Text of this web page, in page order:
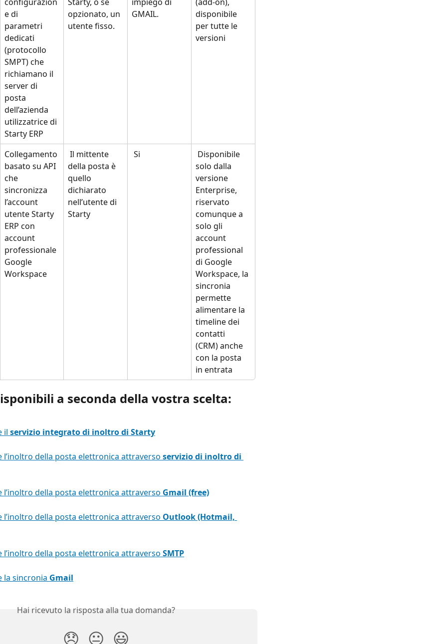
configurazion
e di
parametri
dedicati
(protocollo
SMPT) che
richiamano il
server di
posta
dell’azienda
utilizzatrice di
Starty ERP
Starty, o se
opzionato, un
utente fisso.
impiego di
GMAIL.
(add-on),
disponibile
per tutte le
versioni
Collegamento
basato su API
che
sincronizza
l’account
utente Starty
ERP con
account
professionale
Google
Workspace
della posta è
quello
dichiarato
nell’utente di
Starty
Si
solo dalla
versione
Enterprise,
riservato
comunque a
solo gli
account
professional
di Google
Workspace, la
sincronia
permette
alimentare la
timeline dei
contatti
(CRM) anche
con la posta
in entrata
a seconda della vostra scelta:
il servizio integrato di inoltro di Starty
l’inoltro della posta elettronica attraverso servizio di inoltro di
l’inoltro della posta elettronica attraverso Gmail (free)
l’inoltro della posta elettronica attraverso Outlook (Hotmail,
l’inoltro della posta elettronica attraverso SMTP
la sincronia Gmail
Hai ricevuto la risposta alla tua domanda?
😞 😐 😃